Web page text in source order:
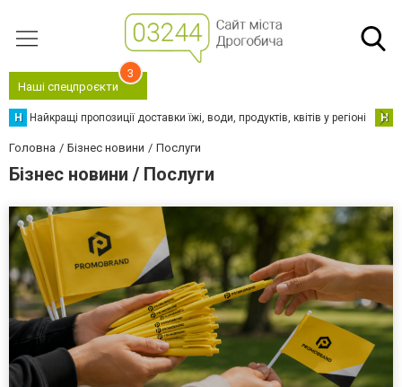
Наші спецпроєкти
3
Н Найкращі пропозиції доставки їжі, води, продуктів, квітів у регіоні Н
Головна Бізнес новини Послуги
Бізнес новини / Послуги